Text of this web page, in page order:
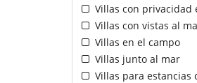
Villas con privacidad
Villas con vistas al
Villas en el campo
Villas junto al mar
Villas para estancias